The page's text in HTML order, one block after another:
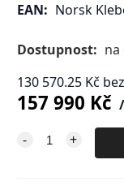
EAN: Norsk
Dostupnost: na
130 570.25Kč
157 990 Kč